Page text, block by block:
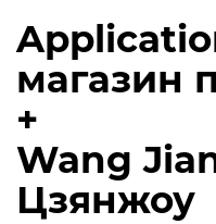
магазин
+
Wang
Цзянжоу